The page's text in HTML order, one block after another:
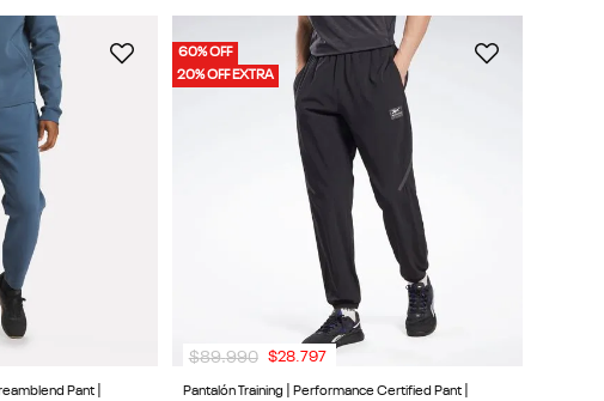
Pant |
60% OFF
20% OFF EXTRA
Pantalón Training | Performance Certified Pant |
$89.990 $28.797